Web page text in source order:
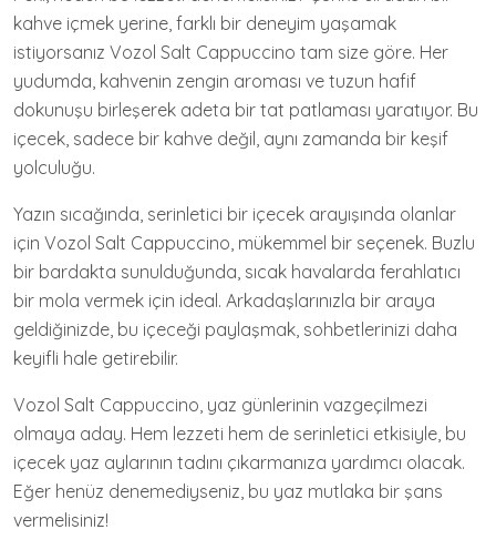
kahve içmek yerine, farklı bir deneyim yaşamak
istiyorsanız Vozol Salt Cappuccino tam size göre. Her
yudumda, kahvenin zengin aroması ve tuzun hafif
dokunuşu birleşerek adeta bir tat patlaması yaratıyor. Bu
içecek, sadece bir kahve değil, aynı zamanda bir keşif
yolculuğu.
Yazın sıcağında, serinletici bir içecek arayışında olanlar
için Vozol Salt Cappuccino, mükemmel bir seçenek. Buzlu
bir bardakta sunulduğunda, sıcak havalarda ferahlatıcı
bir mola vermek için ideal. Arkadaşlarınızla bir araya
geldiğinizde, bu içeceği paylaşmak, sohbetlerinizi daha
keyifli hale getirebilir.
Vozol Salt Cappuccino, yaz günlerinin vazgeçilmezi
olmaya aday. Hem lezzeti hem de serinletici etkisiyle, bu
içecek yaz aylarının tadını çıkarmanıza yardımcı olacak.
Eğer henüz denemediyseniz, bu yaz mutlaka bir şans
vermelisiniz!